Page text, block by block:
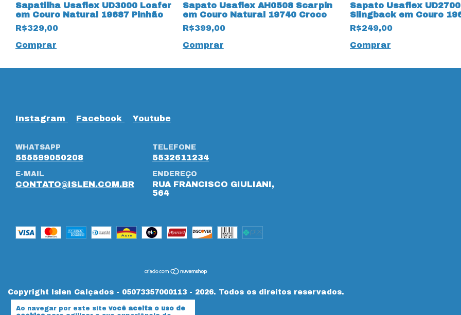
Ao navegar por este site você aceita o uso de
Sapatilha Usaflex UD3000 Loafer
em Couro Natural 19687 Pinhão
R$329,00
Comprar
Sapato Usaflex AH0508 Scarpin
em Couro Natural 19740 Croco
R$399,00
Comprar
Sapato Usaflex UD2700
Slingback em Couro
Marfim
R$249,00
Comprar
Instagram Facebook Youtube
WHATSAPP
555599050208
TELEFONE
5532611234
E-MAIL
CONTATO@ISLEN.COM.BR
ENDEREÇO
RUA FRANCISCO GIULIANI,
564
Copyright Islen Calçados - 05073357000113 - 2026. Todos os direitos reservados.